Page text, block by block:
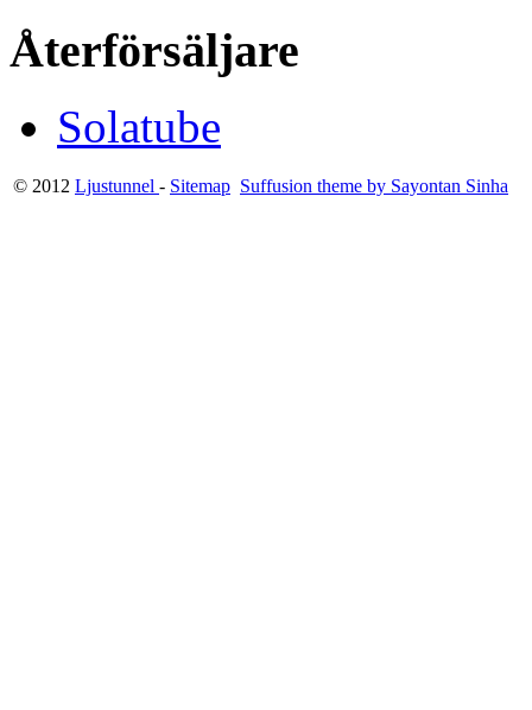
Återförsäljare
Solatube
© 2012 Ljustunnel - Sitemap Suffusion theme by Sayontan Sinha